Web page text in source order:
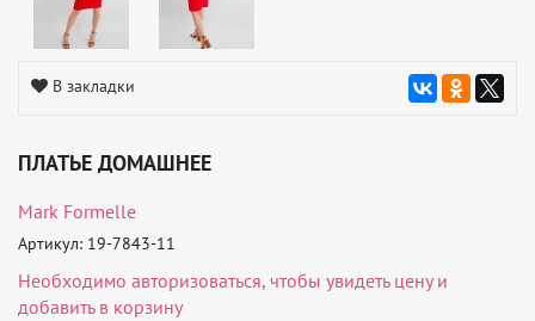
В закладки
ПЛАТЬЕ ДОМАШНЕЕ
Mark Formelle
Артикул: 19-7843-11
Необходимо авторизоваться, чтобы увидеть цену и
добавить в корзину